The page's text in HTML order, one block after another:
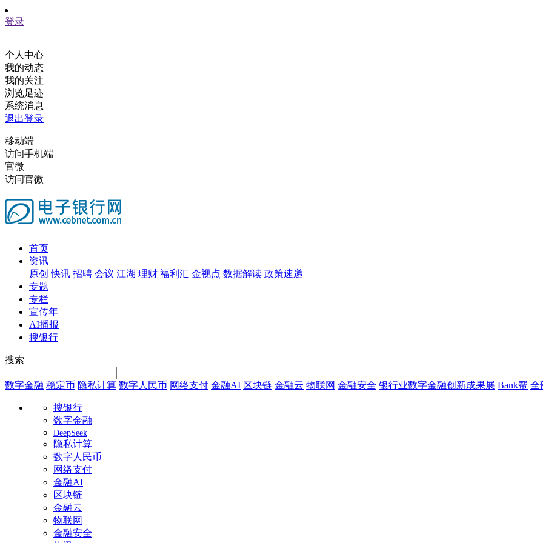
登录
个人中心
我的动态
我的关注
浏览足迹
系统消息
退出登录
移动端
访问手机端
官微
访问官微
首页
资讯
原创 快讯 招聘 会议 江湖 理财 福利汇 金视点 数据解读 政策速递
专题
专栏
宣传年
AI播报
搜银行
搜索
数字金融 稳定币 隐私计算 数字人民币 网络支付 金融AI 区块链 金融云 物联网 金融安全 银行业数字金融创新成果展 Bank帮 全
搜银行
数字金融
DeepSeek
隐私计算
数字人民币
网络支付
金融AI
区块链
金融云
物联网
金融安全